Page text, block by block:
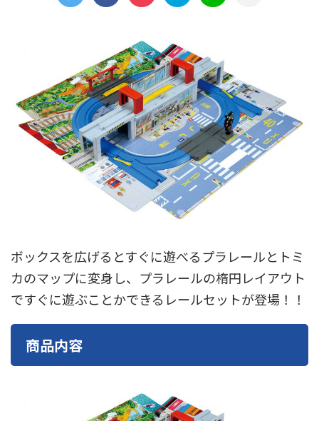
カプセルプラレール（きかんしゃトーマス）
クルーズトレインDXシリーズ シンカリオンDVD
テコロシリーズ・はじめてのプラレール ハッピーセット
プラレール博 in TOKYO
ベーシックセット・車両レールセット レールと情景
京急電鉄 京成電鉄グループ
大阪メトロ
小田急電鉄 新幹線 東京メトロ 東京都交通局
東急電鉄 東武鉄道 楽しい列車シリーズ 比叡電車
蒸気機関車 西武鉄道 近鉄
ボックスを広げるとすぐに遊べるプラレールとトミ
カのマップに変身し、プラレールの楕円レイアウト
ですぐに遊ぶことかできるレールセットが登場！！
商品内容